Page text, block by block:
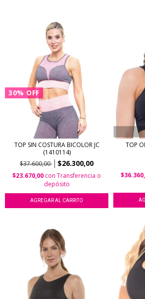
30% OFF
TOP SIN COSTURA BICOLOR JC
(1410114)
$37.600,00
$26.300,00
$23.670,00 con Transferencia o
depósito
AGREGAR AL CARRITO
TOP